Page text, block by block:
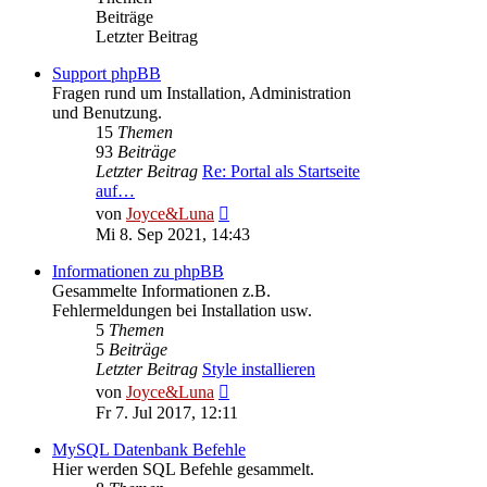
Beiträge
Letzter Beitrag
Support phpBB
Fragen rund um Installation, Administration
und Benutzung.
15 Themen
93 Beiträge
Letzter Beitrag Re: Portal als Startseite
auf…
von Joyce&Luna
Beitrag
Mi 8. Sep 2021, 14:43
Informationen zu phpBB
Gesammelte Informationen z.B.
Fehlermeldungen bei Installation usw.
5 Themen
5 Beiträge
Letzter Beitrag Style installieren
von Joyce&Luna
Beitrag
Fr 7. Jul 2017, 12:11
MySQL Datenbank Befehle
Hier werden SQL Befehle gesammelt.